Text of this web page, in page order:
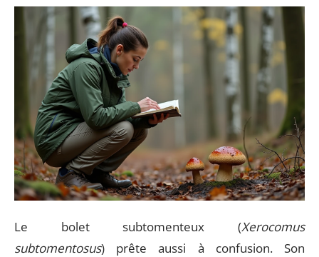
Le bolet subtomenteux (Xerocomus
subtomentosus) prête aussi à confusion. Son